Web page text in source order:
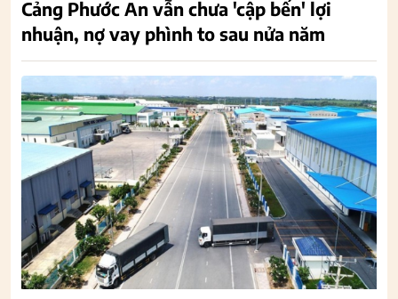
Cảng Phước An vẫn chưa 'cập bến' lợi
nhuận, nợ vay phình to sau nửa năm